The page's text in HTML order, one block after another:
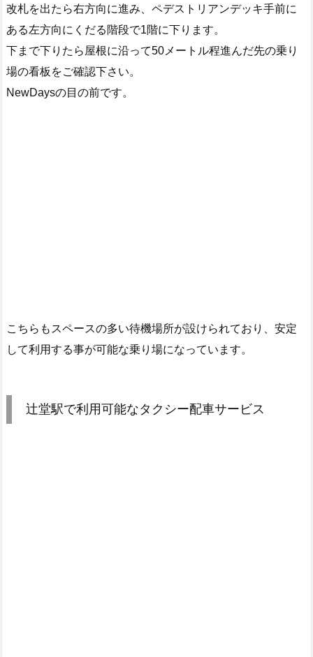
改札を出たら右方向に進み、ペデストリアンデッキ手前に
ある左方向にくだる階段で1階に下ります。
下まで下りたら屋根に沿って50メートル程進んだ先の乗り
場の看板をご確認下さい。
NewDaysの目の前です。
こちらもスペースの多い待機場所が設けられており、安定
して利用する事が可能な乗り場になっています。
辻堂駅で利用可能なタクシー配車サービス